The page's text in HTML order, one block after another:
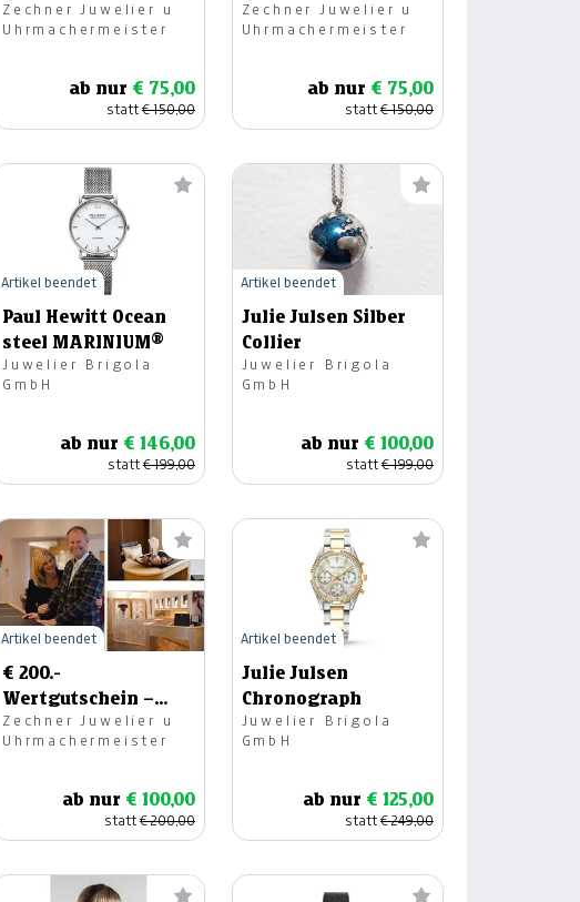
Juwelier Zechner,
Feldkirchen
Zechner Juwelier u
Uhrmachermeister
ab nur € 75,00
statt€ 150,00
Uhrenreparaturen –
Juwelier Zechner
Zechner Juwelier u
Uhrmachermeister
ab nur € 75,00
statt€ 150,00
Paul Hewitt Ocean
steel MARINIUM®
Juwelier Brigola
GmbH
ab nur € 146,00
statt€ 199,00
Artikel beendet
Julie Julsen Silber
Collier
Juwelier Brigola
GmbH
ab nur € 100,00
statt€ 199,00
Artikel beendet
€ 200.-
Wertgutschein –
Juwelier Zechner,
Feldkirchen
Zechner Juwelier u
Uhrmachermeister
ab nur € 100,00
statt€ 200,00
Artikel beendet
Julie Julsen
Chronograph
Juwelier Brigola
GmbH
ab nur € 125,00
statt€ 249,00
Artikel beendet